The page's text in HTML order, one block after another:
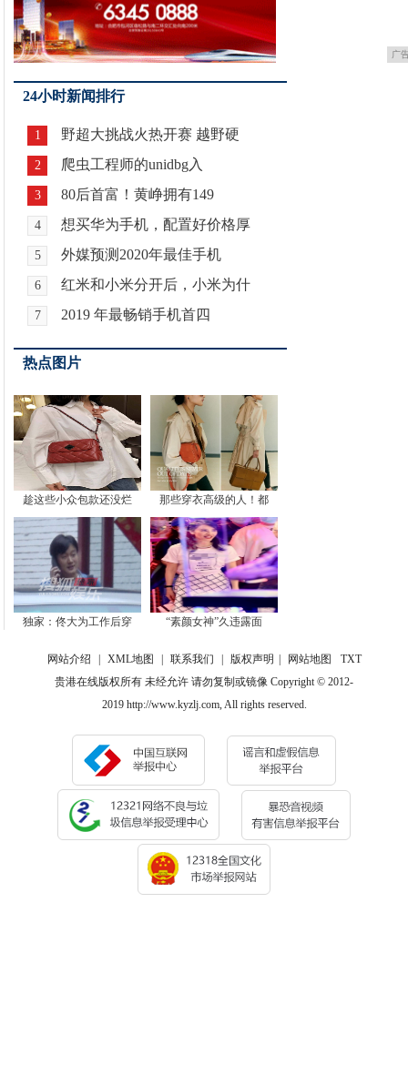
广
24小时新闻排行
1 野超大挑战火热开赛 越野硬
2 爬虫工程师的unidbg入
3 80后首富！黄峥拥有149
4 想买华为手机，配置好价格厚
5 外媒预测2020年最佳手机
6 红米和小米分开后，小米为什
7 2019 年最畅销手机首四
热点图片
趁这些小众包款还没烂 那些穿衣高级的人！都
独家：佟大为工作后穿 “素颜女神”久违露面
网站介绍 XML地图 联系我们 版权声明 网站地图
TXT
贵港在线版权所有 未经允许 请勿复制或镜像 Copyright © 2012-
2019 http://www.kyzlj.com, All rights reserved.